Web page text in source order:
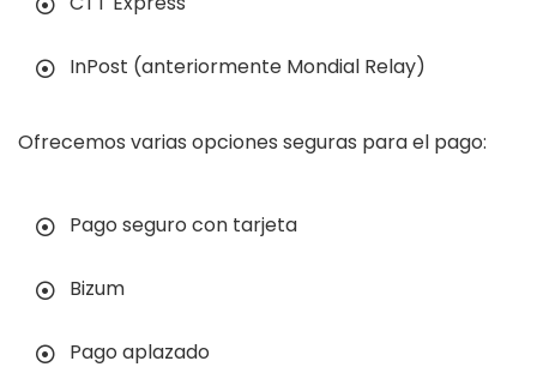
InPost (anteriormente Mondial Relay)
Ofrecemos varias opciones seguras para el pago:
Pago seguro con tarjeta
Bizum
Pago aplazado